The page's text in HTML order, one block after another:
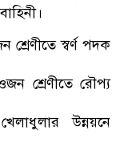
শ্রেণীতে স্বর্ণ পদক
শ্রেণীতে রৌপ্য
উন্নয়নে